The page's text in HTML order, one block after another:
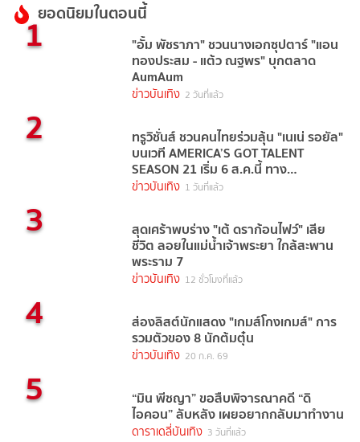
ยอดนิยมในตอนนี้
1 "อั้ม พัชราภา" ชวนนางเอกซุปตาร์ "แอน
ทองประสม - แต้ว ณฐพร" บุกตลาด
AumAum
ข่าวบันเทิง 2 วันที่แล้ว
2 ทรูวิชั่นส์ ชวนคนไทยร่วมลุ้น "เนเน่ รอยัล"
บนเวที AMERICA’S GOT TALENT
SEASON 21 เริ่ม 6 ส.ค.นี้ ทาง
TrueVisions NOW
ข่าวบันเทิง 1 วันที่แล้ว
3 สุดเศร้าพบร่าง "เต้ ดราก้อนไฟว์" เสีย
ชีวิต ลอยในแม่น้ำเจ้าพระยา ใกล้สะพาน
พระราม 7
ข่าวบันเทิง 12 ชั่วโมงที่แล้ว
4 ส่องลิสต์นักแสดง "เกมส์โกงเกมส์" การ
รวมตัวของ 8 นักต้มตุ๋น
ข่าวบันเทิง 20 ก.ค. 69
5 “มิน พีชญา” ขอสืบพิจารณาคดี “ดิ
ไอคอน” ลับหลัง เผยอยากกลับมาทำงาน
ดาราเดลี่บันเทิง 3 วันที่แล้ว